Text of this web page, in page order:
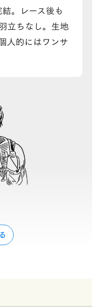
。レース後も
立ちなし。生地
人的にはワンサ
アニメ、マンガ、ゲー
的に家から出たくな
もりを回避してい